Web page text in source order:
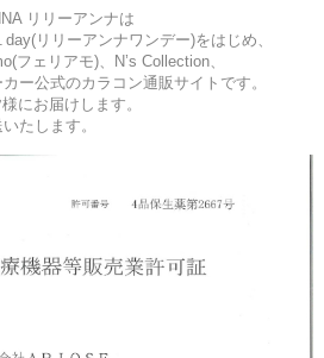
リリーアンナは
リリーアンナワンデー)をはじめ、
フェリアモ)、N’s Collection、
ー公式のカラコン通販サイトです。
にお届けします。
たします。